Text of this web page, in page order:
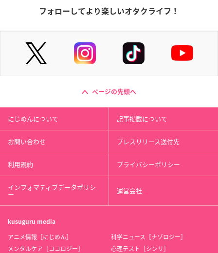
フォローしてより楽しいオタクライフ！
ページの先頭へ
にじめんについて 記事掲載について
お問い合わせ プレスリリース送付先
利用規約 プライバシーポリシー
インフォマティブデータポリシ
ー 運営会社
kusuguru media
アニメ情報［にじめん］
科学ニュース［ナゾロジー］
メンタルケア［ココロジー］
心理テスト［シンリ］